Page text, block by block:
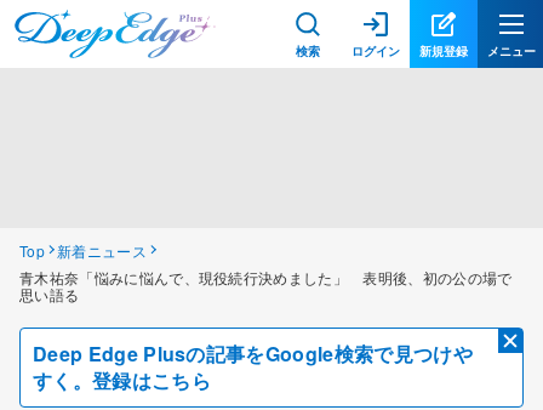
検索 ログイン 新規登録 メニュー
Top 新着ニュース
青木祐奈「悩みに悩んで、現役続行決めました」 表明後、初の公の場で
思い語る
Deep Edge Plusの記事をGoogle検索で見つけや
すく。登録はこちら